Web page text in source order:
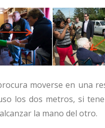
moverse en una
los dos metros, si
la mano del otro.